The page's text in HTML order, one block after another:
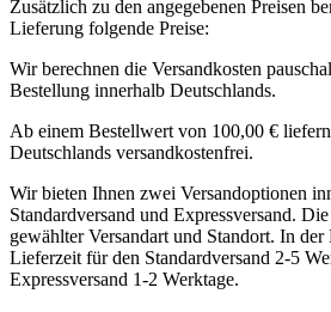
Zusätzlich zu den angegebenen Preisen
Lieferung folgende Preise:
Wir berechnen die Versandkosten
Bestellung innerhalb Deutschlands.
Ab einem Bestellwert von 100,00 €
Deutschlands versandkostenfrei.
Wir bieten Ihnen zwei Versandoptionen
Standardversand und Expressversand.
gewählter Versandart und Standort. In der
Lieferzeit für den Standardversand 2-5
Expressversand 1-2 Werktage.